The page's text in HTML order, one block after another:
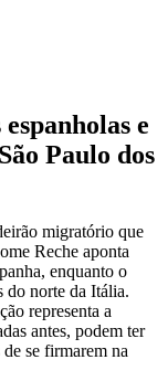
e
Paulo dos
migratório que
Reche aponta
enquanto o
do norte da Itália.
representa a
antes, podem ter
se firmarem na